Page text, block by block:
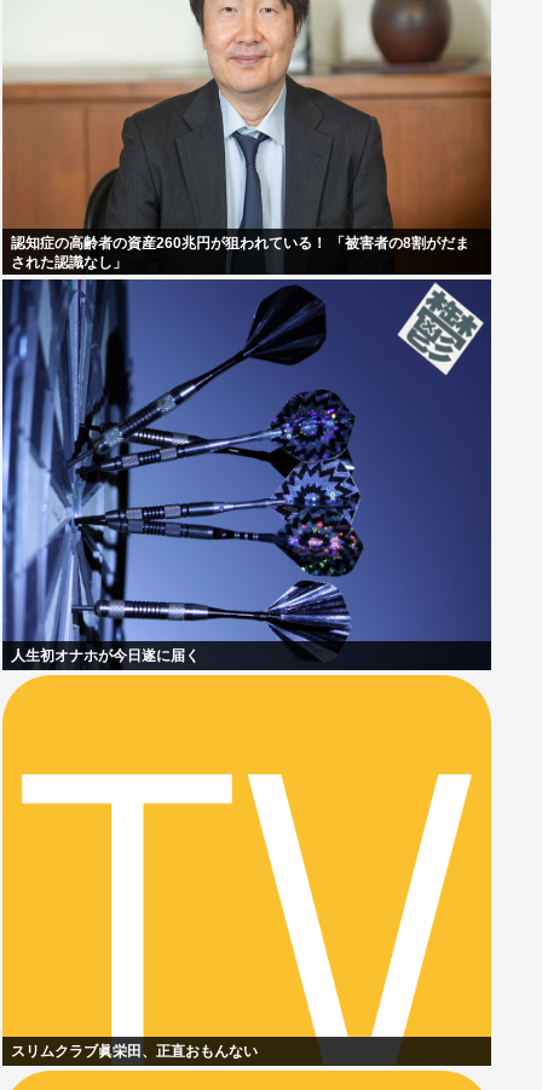
認知症の高齢者の資産260兆円が狙われている！ 「被害者の8割がだま
された認識なし」
人生初オナホが今日遂に届く
スリムクラブ眞栄田、正直おもんない